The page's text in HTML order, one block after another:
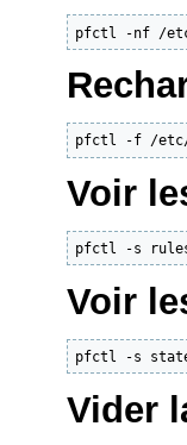
pfctl -nf /
pfctl -f /
Voir
pfctl -s
Voir
pfctl -s
Vider